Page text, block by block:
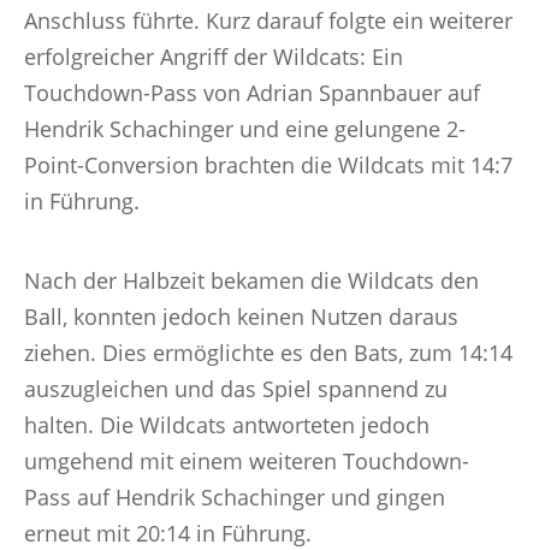
Anschluss führte. Kurz darauf folgte ein weiterer
erfolgreicher Angriff der Wildcats: Ein
Touchdown-Pass von Adrian Spannbauer auf
Hendrik Schachinger und eine gelungene 2-
Point-Conversion brachten die Wildcats mit 14:7
in Führung.
Nach der Halbzeit bekamen die Wildcats den
Ball, konnten jedoch keinen Nutzen daraus
ziehen. Dies ermöglichte es den Bats, zum 14:14
auszugleichen und das Spiel spannend zu
halten. Die Wildcats antworteten jedoch
umgehend mit einem weiteren Touchdown-
Pass auf Hendrik Schachinger und gingen
erneut mit 20:14 in Führung.